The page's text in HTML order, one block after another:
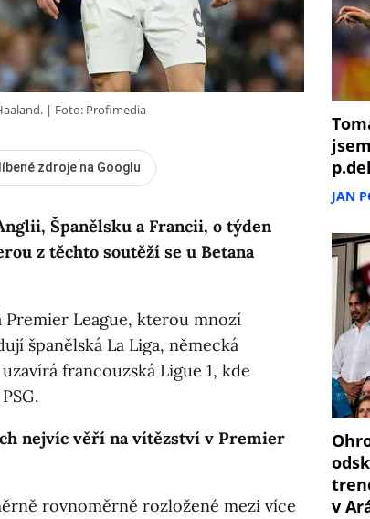
Foto: Profimedia
zdroje na Googlu
Španělsku a Francii, o týden
z těchto soutěží se u Betana
Premier League, kterou mnozí
španělská La Liga, německá
francouzská Ligue 1, kde
nejvíc věří na vítězství v Premier
rovnoměrně rozložené mezi více
p.del
JAN
v